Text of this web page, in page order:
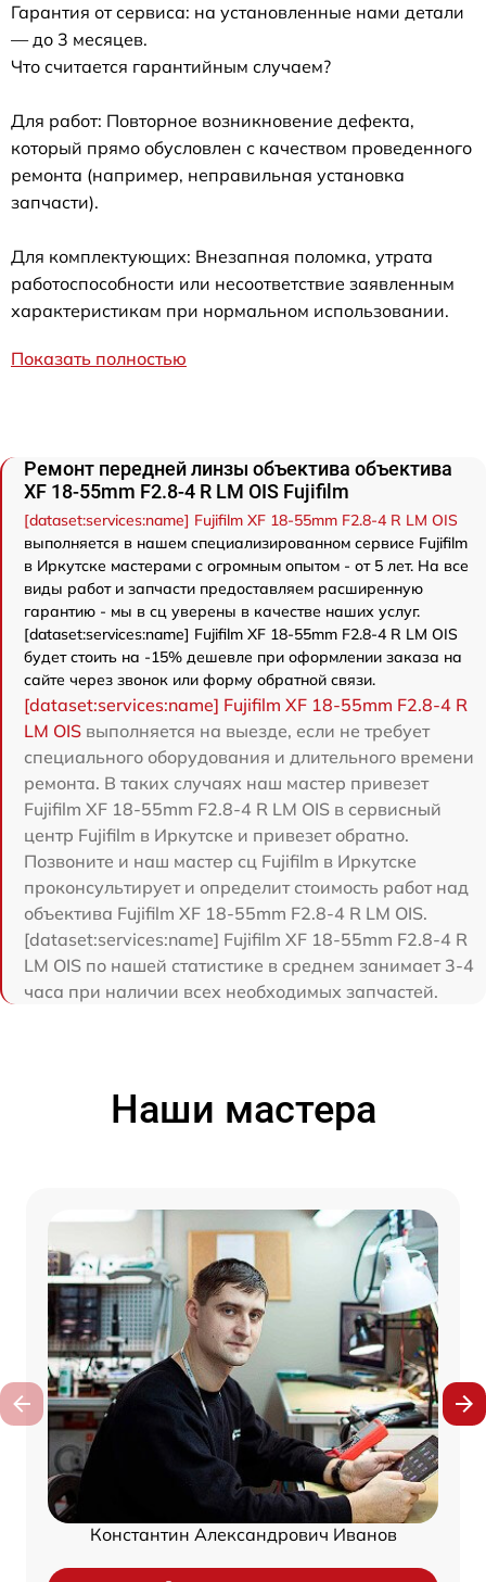
Гарантия от сервиса: на установленные нами детали
— до 3 месяцев.
Что считается гарантийным случаем?
Для работ: Повторное возникновение дефекта,
который прямо обусловлен с качеством проведенного
ремонта (например, неправильная установка
запчасти).
Для комплектующих: Внезапная поломка, утрата
работоспособности или несоответствие заявленным
характеристикам при нормальном использовании.
Показать полностью
Ремонт передней линзы объектива объектива
XF 18-55mm F2.8-4 R LM OIS Fujifilm
[dataset:services:name] Fujifilm XF 18-55mm F2.8-4 R LM OIS
выполняется в нашем специализированном сервисе Fujifilm
в Иркутске мастерами с огромным опытом - от 5 лет. На все
виды работ и запчасти предоставляем расширенную
гарантию - мы в сц уверены в качестве наших услуг.
[dataset:services:name] Fujifilm XF 18-55mm F2.8-4 R LM OIS
будет стоить на -15% дешевле при оформлении заказа на
сайте через звонок или форму обратной связи.
[dataset:services:name] Fujifilm XF 18-55mm F2.8-4 R
LM OIS выполняется на выезде, если не требует
специального оборудования и длительного времени
ремонта. В таких случаях наш мастер привезет
Fujifilm XF 18-55mm F2.8-4 R LM OIS в сервисный
центр Fujifilm в Иркутске и привезет обратно.
Позвоните и наш мастер сц Fujifilm в Иркутске
проконсультирует и определит стоимость работ над
объектива Fujifilm XF 18-55mm F2.8-4 R LM OIS.
[dataset:services:name] Fujifilm XF 18-55mm F2.8-4 R
LM OIS по нашей статистике в среднем занимает 3-4
часа при наличии всех необходимых запчастей.
Наши мастера
Константин Александрович Иванов